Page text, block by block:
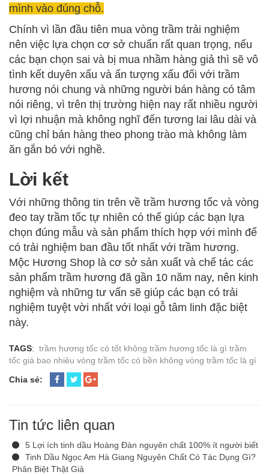
mình vào đúng chỗ.
Chính vì lần đầu tiên mua vòng trầm trải nghiệm
nên việc lựa chọn cơ sở chuẩn rất quan trọng, nếu
các bạn chọn sai và bị mua nhầm hàng giả thì sẽ vô
tình kết duyên xấu và ấn tượng xấu đối với trầm
hương nói chung và những người bán hàng có tâm
nói riêng, vì trên thị trường hiện nay rất nhiều người
vì lợi nhuận mà không nghĩ đến tương lai lâu dài và
cũng chỉ bán hàng theo phong trào mà không làm
ăn gắn bó với nghề.
Lời kết
Với những thông tin trên về trầm hương tốc và vòng
đeo tay trầm tốc tự nhiên có thể giúp các bạn lựa
chọn đúng mẫu và sản phẩm thích hợp với mình để
có trải nghiệm ban đầu tốt nhất với trầm hương.
Mộc Hương Shop là cơ sở sản xuất và chế tác các
sản phẩm trầm hương đã gần 10 năm nay, nên kinh
nghiệm và những tư vấn sẽ giúp các bạn có trải
nghiệm tuyệt vời nhất với loại gỗ tâm linh đặc biệt
này.
TAGS: trầm hương tốc có tốt không trầm hương tốc là gì trầm
tốc giá bao nhiêu vòng trầm tốc có bền không vòng trầm tốc là gì
Chia sẻ:
Tin tức liên quan
5 Lợi ích tinh dầu Hoàng Đàn nguyên chất 100% ít người biết
Tinh Dầu Ngọc Am Hà Giang Nguyên Chất Có Tác Dụng Gì?
Phân Biệt Thật Giả